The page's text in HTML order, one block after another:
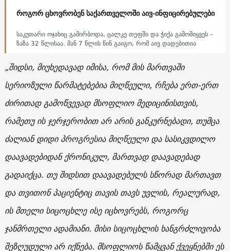
როგორ ცხოვრობენ საქართველოში აივ-ინფიცირებულები
საკუთარი ოჯახიც გამირბოდა, ცალკე თეფში და ჭიქა გამომიყვეს –
ზაზა 32 წლისაა. მან 7 წლის წინ გაიგო, რომ აივ დადებითია
„შიდსი, მიუხედავად იმისა, რომ მის მართვაში
სერიოზული წარმატებებია მიღწეული, რჩება ერთ-ერთ
ძირითად გამოწვევად მსოფლიო მედიცინისთვის,
რამეთუ ის ჯერჯერობით არ არის განკურნებადი, თუმცა
ძალიან დიდი პროგრესია მიღწეული და სასიკვდილო
დაავადებიდან ქრონიკულ, მართვად დაავადებად
გადაიქცა. თუ შიდსით დაავადებულს სწორად მართავთ
და თვითონ პაციენტიც თავის თავს უვლის, რეალურად,
ის მთელი სიცოცხლე ისე იცხოვრებს, როგორც
ჯანმრთელი ადამიანი. მისი სიცოცხლის ხანგრძლივობა
შეზღუდული არ იქნება. მსოფლიოს წამყვან ქვეყნებში ეს